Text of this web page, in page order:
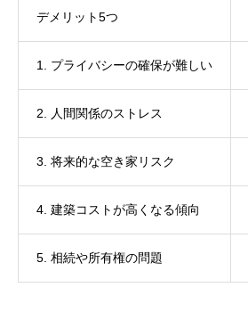
デメリット5つ
1. プライバシーの確保が難しい
2. 人間関係のストレス
3. 将来的な空き家リスク
4. 建築コストが高くなる傾向
5. 相続や所有権の問題